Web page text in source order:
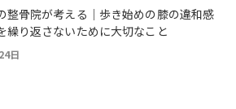
整骨院が考える｜歩き始めの膝の違和感
繰り返さないために大切なこと
日